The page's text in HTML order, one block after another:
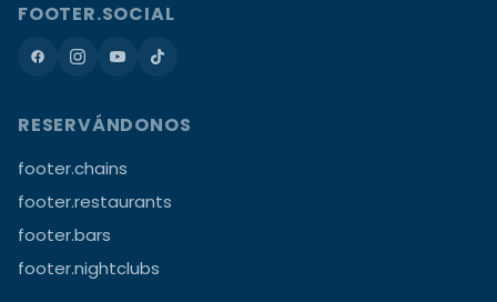
FOOTER.SOCIAL
RESERVÁNDONOS
footer.chains
footer.restaurants
footer.bars
footer.nightclubs